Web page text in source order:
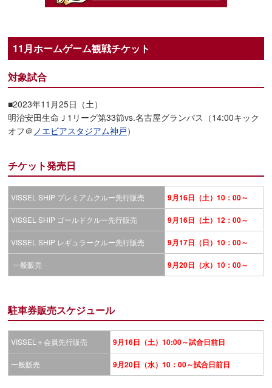
11月ホームゲーム観戦チケット
対象試合
■2023年11月25日（土）
明治安田生命Ｊ1リーグ第33節vs.名古屋グランパス（14:00キック
オフ＠ ノエビアスタジアム神戸）
チケット発売日
VISSEL SHIP プレミアムクルー先行販売 9月16日（土）10：00～
VISSEL SHIP ゴールドクルー先行販売 9月16日（土）12：00～
VISSEL SHIP レギュラークルー先行販売 9月17日（日）10：00～
一般販売 9月20日（水）10：00～
駐車券販売スケジュール
VISSEL＋会員先行販売 9月16日 （土）10:00～試合日前日
一般販売 9月20日（水）10：00～試合日前日